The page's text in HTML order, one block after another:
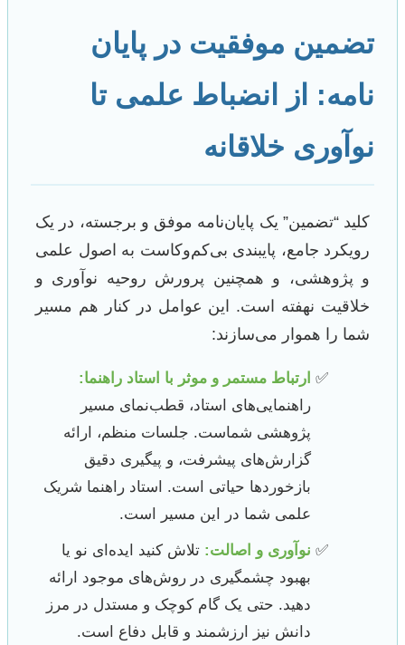
تضمین موفقیت در پایان
نامه: از انضباط علمی تا
نوآوری خلاقانه
کلید “تضمین” یک پایان‌نامه موفق و برجسته، در یک
رویکرد جامع، پایبندی بی‌کم‌وکاست به اصول علمی
و پژوهشی، و همچنین پرورش روحیه نوآوری و
خلاقیت نهفته است. این عوامل در کنار هم مسیر
شما را هموار می‌سازند:
ارتباط مستمر و موثر با استاد راهنما:
راهنمایی‌های استاد، قطب‌نمای مسیر
پژوهشی شماست. جلسات منظم، ارائه
گزارش‌های پیشرفت، و پیگیری دقیق
بازخوردها حیاتی است. استاد راهنما شریک
علمی شما در این مسیر است.
نوآوری و اصالت: تلاش کنید ایده‌ای نو یا
بهبود چشمگیری در روش‌های موجود ارائه
دهید. حتی یک گام کوچک و مستدل در مرز
دانش نیز ارزشمند و قابل دفاع است.